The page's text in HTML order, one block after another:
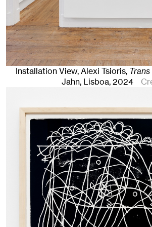
Installation View, Alexi Tsioris,
Jahn, Lisboa, 2024